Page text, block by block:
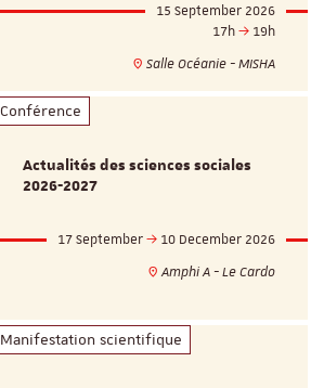
15 September 2026
17h
19h
Salle Océanie - MISHA
Conférence
Actualités des sciences sociales
2026-2027
17 September
10 December 2026
Amphi A - Le Cardo
Manifestation scientifique